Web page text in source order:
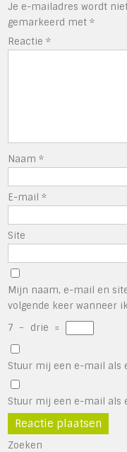
Je e-mailadres wordt
gemarkeerd met*
Reactie*
Naam*
E-mail*
Site
Mijn naam, e-mail en
volgende keer wanneer
7 − drie =
Stuur mij een e-mail als
Stuur mij een e-mail als
Zoeken